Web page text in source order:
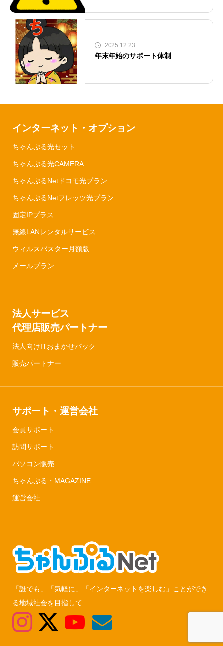
2025.12.23
年末年始のサポート体制
インターネット・オプション
ちゃんぷる光セット
ちゃんぷる光CAMERA
ちゃんぷるNetドコモ光プラン
ちゃんぷるNetフレッツ光プラン
固定IPプラス
無線LANレンタルサービス
ウィルスバスター月額版
メールプラン
法人サービス
代理店販売パートナー
法人向けITおまかせパック
販売パートナー
サポート・運営会社
会員サポート
訪問サポート
パソコン販売
ちゃんぷる・MAGAZINE
運営会社
「誰でも」「気軽に」「インターネットを楽しむ」ことができ
る地域社会を目指して